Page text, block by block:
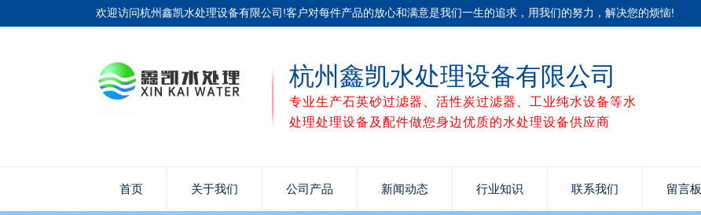
欢迎访问杭州鑫凯水处理设备有限公司!客户对每件产品的放心和满意是我们一生的追求，用我们的努力，解决您的烦恼!
杭州鑫凯水处理设备有限公司
专业生产石英砂过滤器、活性炭过滤器、工业纯水设备等水
处理处理设备及配件做您身边优质的水处理设备供应商
首页 关于我们 公司产品 新闻动态 行业知识 联系我们 留言板